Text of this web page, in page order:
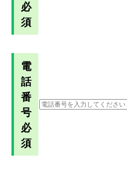
必
須
電
話
番
号
必
須